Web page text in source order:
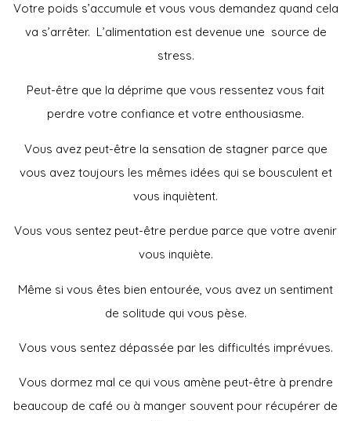
Votre poids s’accumule et vous vous demandez quand cela
va s’arrêter. L’alimentation est devenue une source de
stress.
Peut-être que la déprime que vous ressentez vous fait
perdre votre confiance et votre enthousiasme.
Vous avez peut-être la sensation de stagner parce que
vous avez toujours les mêmes idées qui se bousculent et
vous inquiètent.
Vous vous sentez peut-être perdue parce que votre avenir
vous inquiète.
Même si vous êtes bien entourée, vous avez un sentiment
de solitude qui vous pèse.
Vous vous sentez dépassée par les difficultés imprévues.
Vous dormez mal ce qui vous amène peut-être à prendre
beaucoup de café ou à manger souvent pour récupérer de